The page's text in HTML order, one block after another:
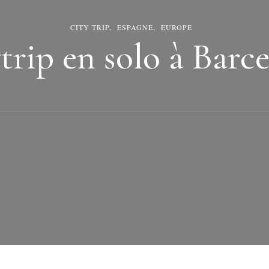
CITY TRIP ESPAGNE EUROPE
en solo à